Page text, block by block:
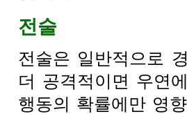
전술
전술은 일반적으로
더 공격적이면 우연
행동의 확률에만 영